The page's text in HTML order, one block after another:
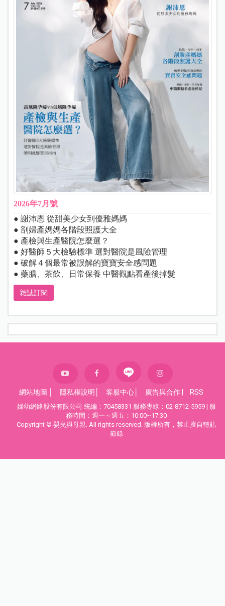
2026年7月號
● 謝沛恩 從甜美少女到優雅媽媽
● 剖婦產媽媽各階段照護大全
● 產檢與生產醫院怎麼選？
● 好醫師５大檢驗標準 選對醫院是風險管理
● 破解４個最常被誤解的寶寶安全感問題
● 藥膳、茶飲、日常保養 中醫觀點看產後掉髮
雜誌訂閱
網站地圖 隱私權說明 客服中心 廣告與合作 RSS
婦幼網路股份有限公司 統編：70458331 服務專線：02-8712-5959 | 服
務時間：週一～週五：10:00~17:30
Copyright © 嬰兒與母親. All rights reserved. 版權所有，禁止擅自轉貼
節錄